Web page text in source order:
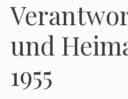
und
1955